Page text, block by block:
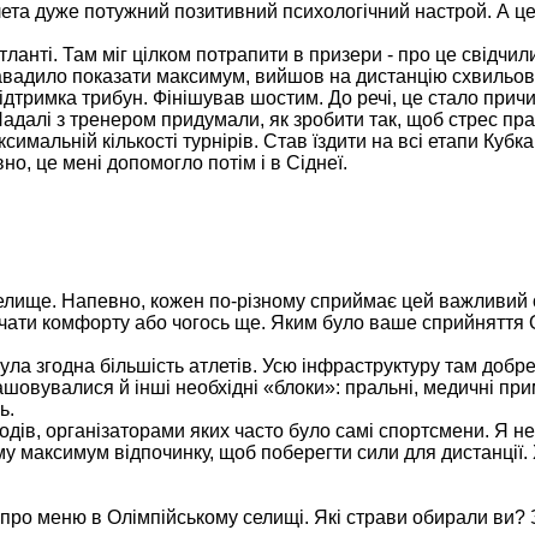
дуже потужний позитивний психологічний настрой. А
Там міг цілком потрапити в призери - про це
показати максимум, вийшов на дистанцію
трибун. Фінішував шостим. До речі, це стало
з тренером придумали, як зробити так, щоб стрес
кількості турнірів. Став їздити на всі етапи Кубка
це мені допомогло потім і в Сіднеї.
Напевно, кожен по-різному сприймає цей важливий
комфорту або чогось ще. Яким було ваше сприйняття
більшість атлетів. Усю інфраструктуру там
й інші необхідні «блоки»: пральні, медичні
організаторами яких часто було самі спортсмени. Я
максимум відпочинку, щоб поберегти сили для
меню в Олімпійському селищі. Які страви обирали ви?